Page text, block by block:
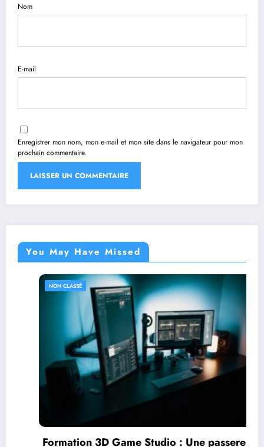
Nom
E-mail
Enregistrer mon nom, mon e-mail et mon site dans le navigateur pour mon
prochain commentaire.
You May Have Missed
NON CLASSÉ
Formation 3D Game Studio : Une passerelle